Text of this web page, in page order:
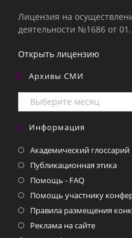
Лицензия на
деятельности №1686 от
Открыть лицензию
Архивы СМИ
Архивы
СМИ
Информация
Академический глоссарий
Публикационная этика
Помощь - FAQ
Помощь участнику
Правила размещения
Реклама на сайте